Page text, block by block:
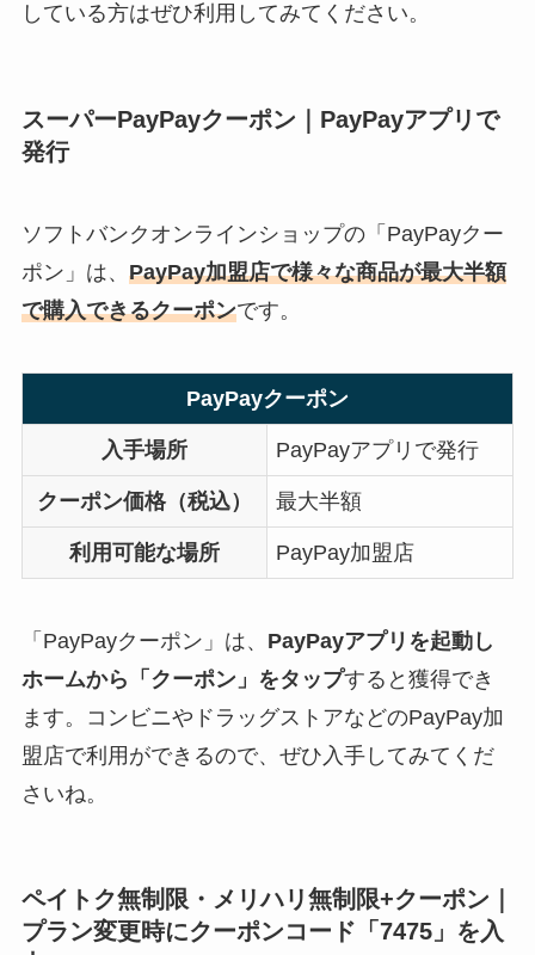
している方はぜひ利用してみてください。
スーパーPayPayクーポン｜PayPayアプリで
発行
ソフトバンクオンラインショップの「PayPayクー
ポン」は、 PayPay加盟店で様々な商品が最大半額
で購入できるクーポンです。
PayPayクーポン
入手場所 PayPayアプリで発行
クーポン価格（税込） 最大半額
利用可能な場所 PayPay加盟店
「PayPayクーポン」は、 PayPayアプリを起動し
ホームから「クーポン」をタップすると獲得でき
ます。コンビニやドラッグストアなどのPayPay加
盟店で利用ができるので、ぜひ入手してみてくだ
さいね。
ペイトク無制限・メリハリ無制限+クーポン｜
プラン変更時にクーポンコード「7475」を入